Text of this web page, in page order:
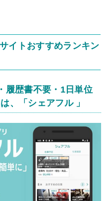
イトおすすめランキン
履歴書不要・1日単位
、「シェアフル 」